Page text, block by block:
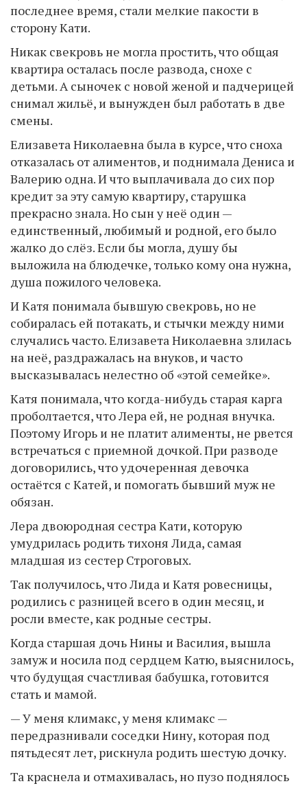
последнее время, стали мелкие пакости в
сторону Кати.
Никак свекровь не могла простить, что общая
квартира осталась после развода, снохе с
детьми. А сыночек с новой женой и падчерицей
снимал жильё, и вынужден был работать в две
смены.
Елизавета Николаевна была в курсе, что сноха
отказалась от алиментов, и поднимала Дениса и
Валерию одна. И что выплачивала до сих пор
кредит за эту самую квартиру, старушка
прекрасно знала. Но сын у неё один —
единственный, любимый и родной, его было
жалко до слёз. Если бы могла, душу бы
выложила на блюдечке, только кому она нужна,
душа пожилого человека.
И Катя понимала бывшую свекровь, но не
собиралась ей потакать, и стычки между ними
случались часто. Елизавета Николаевна злилась
на неё, раздражалась на внуков, и часто
высказывалась нелестно об «этой семейке».
Катя понимала, что когда-нибудь старая карга
проболтается, что Лера ей, не родная внучка.
Поэтому Игорь и не платит алименты, не рвется
встречаться с приемной дочкой. При разводе
договорились, что удочеренная девочка
остаётся с Катей, и помогать бывший муж не
обязан.
Лера двоюродная сестра Кати, которую
умудрилась родить тихоня Лида, самая
младшая из сестер Строговых.
Так получилось, что Лида и Катя ровесницы,
родились с разницей всего в один месяц, и
росли вместе, как родные сестры.
Когда старшая дочь Нины и Василия, вышла
замуж и носила под сердцем Катю, выяснилось,
что будущая счастливая бабушка, готовится
стать и мамой.
— У меня климакс, у меня климакс —
передразнивали соседки Нину, которая под
пятьдесят лет, рискнула родить шестую дочку.
Та краснела и отмахивалась, но пузо поднялось